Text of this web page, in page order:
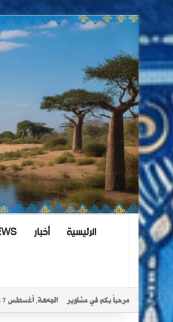
الرئيسية أخبار
مرحباً بكم في مشاوير الجمعة, أغسطس 7 2026